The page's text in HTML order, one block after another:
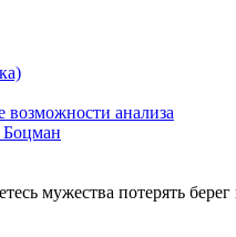
анализа
Боцман
мужества потерять берег